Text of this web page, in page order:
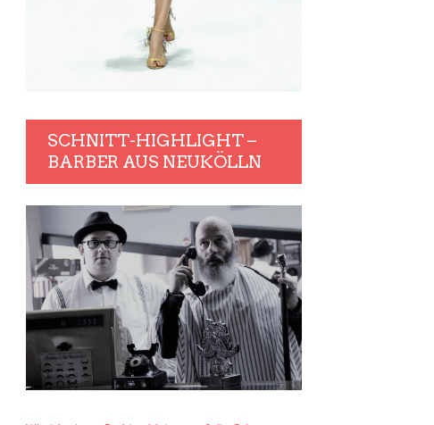
SCHNITT-HIGHLIGHT –
BARBER AUS NEUKÖLLN